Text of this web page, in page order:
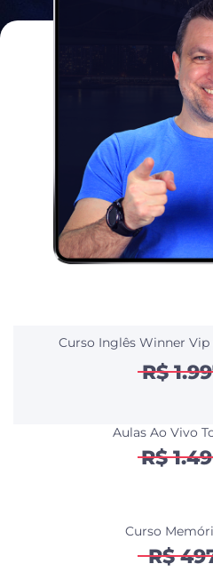
Curso Inglês Winner Vip
R$
Aulas Ao Vivo
R$
Curso
R$